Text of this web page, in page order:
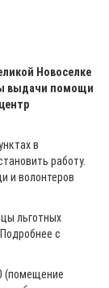
Новоселке
выдачи помощи
в
работу.
и волонтеров
льготных
с
(помещение